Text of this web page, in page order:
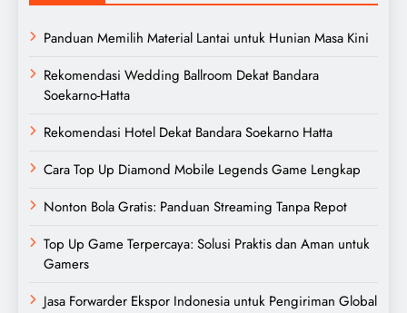
Panduan Memilih Material Lantai untuk Hunian Masa Kini
Rekomendasi Wedding Ballroom Dekat Bandara
Soekarno-Hatta
Rekomendasi Hotel Dekat Bandara Soekarno Hatta
Cara Top Up Diamond Mobile Legends Game Lengkap
Nonton Bola Gratis: Panduan Streaming Tanpa Repot
Top Up Game Terpercaya: Solusi Praktis dan Aman untuk
Gamers
Jasa Forwarder Ekspor Indonesia untuk Pengiriman Global